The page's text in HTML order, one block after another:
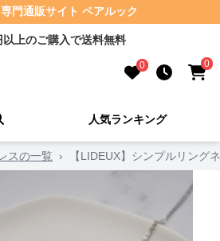
門通販サイト ペアルック
以上のご購入で送料無料
0 0
人気ランキング
スの一覧 › 【LIDEUX】シンプルリング